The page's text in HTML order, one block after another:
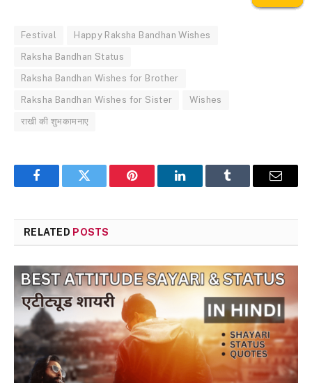
Festival Happy Raksha Bandhan Wishes
Raksha Bandhan Status
Raksha Bandhan Wishes for Brother
Raksha Bandhan Wishes for Sister Wishes
राखी की शुभकामनाए
FacebookTwitter Pinterest LinkedInTumblr Email
RELATED POSTS